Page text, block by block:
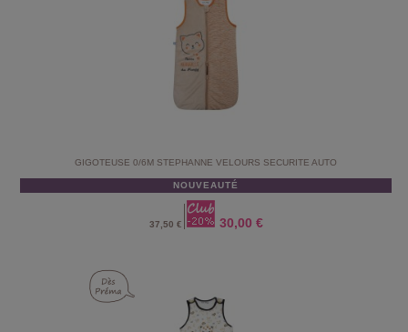
GIGOTEUSE 0/6M STEPHANNE VELOURS SECURITE AUTO
NOUVEAUTÉ
37,50 € 30,00 €